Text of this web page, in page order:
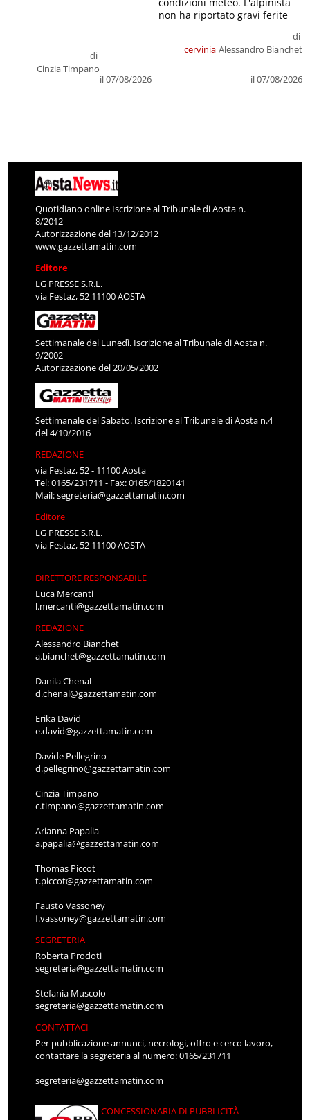
di
Cinzia Timpano
il 07/08/2026
cervinia
di
Alessandro Bianchet
il 07/08/2026
non ha riportato gravi ferite
Quotidiano online Iscrizione al Tribunale di Aosta n.
8/2012
Autorizzazione del 13/12/2012
www.gazzettamatin.com
Editore
LG PRESSE S.R.L.
via Festaz, 52 11100 AOSTA
Settimanale del Lunedì. Iscrizione al Tribunale di Aosta n.
9/2002
Autorizzazione del 20/05/2002
Settimanale del Sabato. Iscrizione al Tribunale di Aosta n.4
del 4/10/2016
REDAZIONE
via Festaz, 52 - 11100 Aosta
Tel: 0165/231711 - Fax: 0165/1820141
Mail:segreteria@gazzettamatin.com
Editore
LG PRESSE S.R.L.
via Festaz, 52 11100 AOSTA
DIRETTORE RESPONSABILE
Luca Mercanti
l.mercanti@gazzettamatin.com
REDAZIONE
Alessandro Bianchet
a.bianchet@gazzettamatin.com
Danila Chenal
d.chenal@gazzettamatin.com
Erika David
e.david@gazzettamatin.com
Davide Pellegrino
d.pellegrino@gazzettamatin.com
Cinzia Timpano
c.timpano@gazzettamatin.com
Arianna Papalia
a.papalia@gazzettamatin.com
Thomas Piccot
t.piccot@gazzettamatin.com
Fausto Vassoney
f.vassoney@gazzettamatin.com
SEGRETERIA
Roberta Prodoti
segreteria@gazzettamatin.com
Stefania Muscolo
segreteria@gazzettamatin.com
CONTATTACI
Per pubblicazione annunci, necrologi, offro e cerco lavoro,
contattare la segreteria al numero: 0165/231711
segreteria@gazzettamatin.com
CONCESSIONARIA DI PUBBLICITÀ